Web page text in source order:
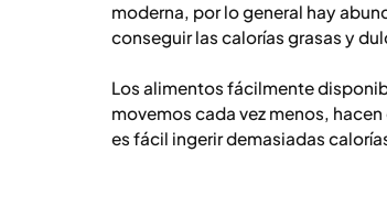
moderna, por lo general hay
conseguir las calorías grasas y
Los alimentos fácilmente
movemos cada vez menos,
es fácil ingerir demasiadas